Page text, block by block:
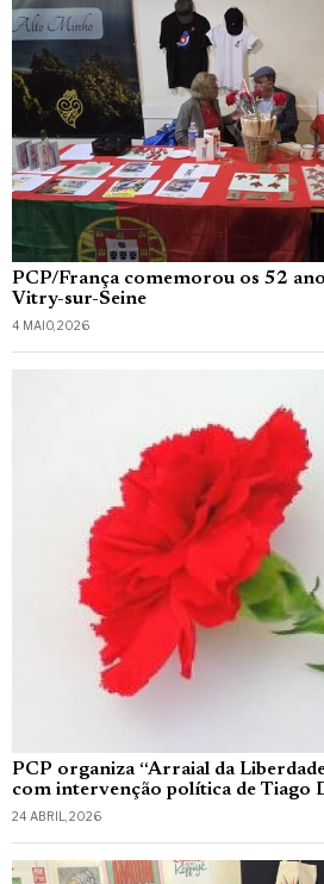
PCP/França comemorou os 52
Vitry-sur-Seine
4 MAIO, 2026
PCP organiza “Arraial da
com intervenção política de Tiago
24 ABRIL, 2026